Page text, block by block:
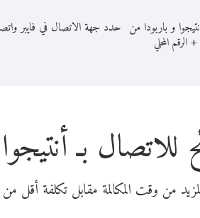
و باربودا من
+الرقم المحلي
حدد جهة الاتصال في فايبر
للاتصال بـ